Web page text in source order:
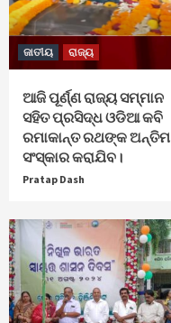
ଜାତୀୟ ରାଜ୍ୟ
ଆଜି ପୂର୍ଣ୍ଣ ରାଜ୍ୟ ସମ୍ମାନ
ସହିତ ପ୍ରସିଦ୍ଧ ଓଡିଆ କବି
ରମାକାନ୍ତ ରଥଙ୍କ ଅନ୍ତିମ
ସଂସ୍କାର କରାଯିବ।
Pratap Dash